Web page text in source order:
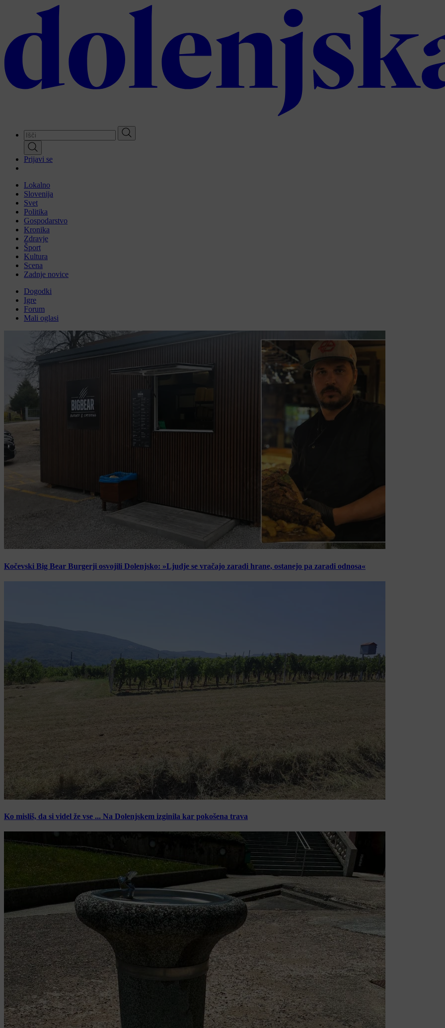
content
Prijavi se
Lokalno
Slovenija
Svet
Politika
Gospodarstvo
Kronika
Zdravje
Šport
Kultura
Scena
Zadnje novice
Dogodki
Igre
Forum
Mali oglasi
Kočevski Big Bear Burgerji osvojili Dolenjsko: »Ljudje se vračajo zaradi hrane, ostanejo pa zaradi odnosa«
Ko misliš, da si videl že vse ... Na Dolenjskem izginila kar pokošena trava